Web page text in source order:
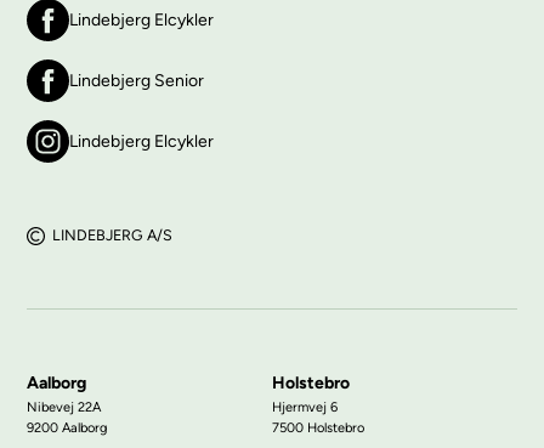
Lindebjerg Elcykler
Lindebjerg Senior
Lindebjerg Elcykler
LINDEBJERG A/S
Aalborg
Nibevej 22A
9200 Aalborg
Holstebro
Hjermvej 6
7500 Holstebro